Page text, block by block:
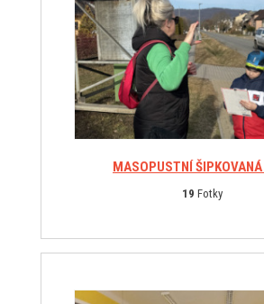
MASOPUSTNÍ ŠIPKOVANÁ
19 Fotky